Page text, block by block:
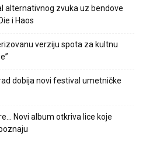
alternativnog zvuka uz bendove
i Haos
verziju spota za kultnu
dobija novi festival umetničke
Novi album otkriva lice koje